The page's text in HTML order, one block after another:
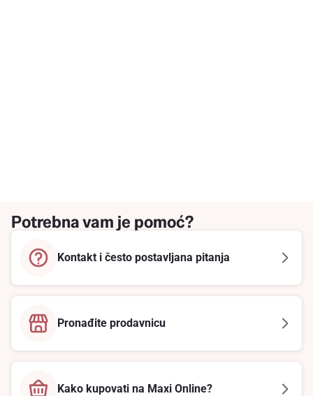
Potrebna vam je pomoć?
Kontakt i često postavljana pitanja
Pronađite prodavnicu
Kako kupovati na Maxi Online?